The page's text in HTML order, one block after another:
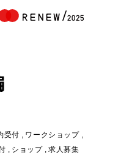
受付
ワークショップ
ショップ 求人募集